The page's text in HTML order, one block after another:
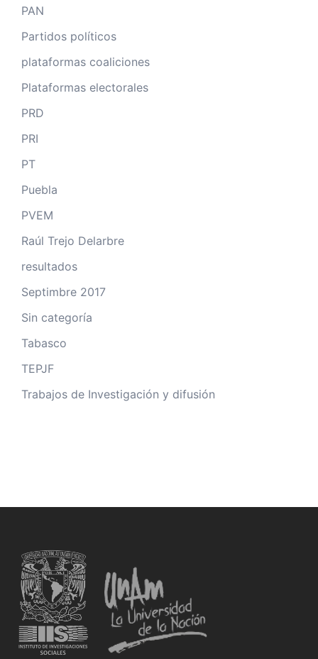
PAN
Partidos políticos
plataformas coaliciones
Plataformas electorales
PRD
PRI
PT
Puebla
PVEM
Raúl Trejo Delarbre
resultados
Septimbre 2017
Sin categoría
Tabasco
TEPJF
Trabajos de Investigación y difusión